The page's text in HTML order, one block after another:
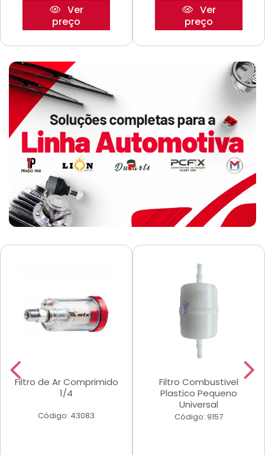
Ver
preço
Ver
preço
Filtro de Ar Comprimido
1/4
Código: 43083
Filtro Combustivel
Plastico Pequeno
Universal
Código: 9157